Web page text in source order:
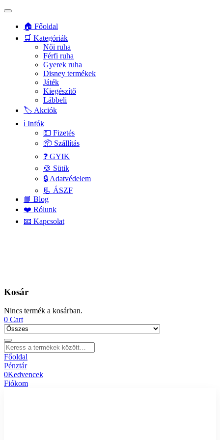
🏠 Főoldal
🛒 Kategóriák
Női ruha
Férfi ruha
Gyerek ruha
Disney termékek
Játék
Kiegészítő
Lábbeli
🏷️ Akciók
ℹ️ Infók
💵 Fizetés
📦 Szállítás
❓ GYIK
🍪 Sütik
🔒 Adatvédelem
📃 ÁSZF
📙 Blog
❤️ Rólunk
📧 Kapcsolat
Kosár
Nincs termék a kosárban.
0 Cart
Főoldal
Pénztár
0Kedvencek
Fiókom